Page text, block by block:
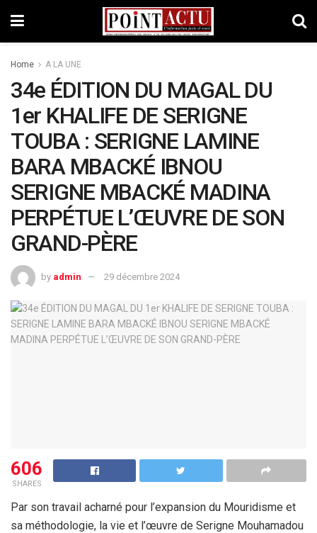
Home A LA UNE
34e ÉDITION DU MAGAL DU
1er KHALIFE DE SERIGNE
TOUBA : SERIGNE LAMINE
BARA MBACKÉ IBNOU
SERIGNE MBACKÉ MADINA
PERPÉTUE L’ŒUVRE DE SON
GRAND-PÈRE
by admin 29 décembre 2024
606
SHARES
Par son travail acharné pour l’expansion du Mouridisme et
sa méthodologie, la vie et l’œuvre de Serigne Mouhamadou